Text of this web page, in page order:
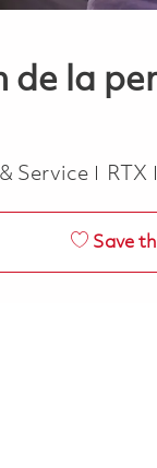
la
Service RTX
Save